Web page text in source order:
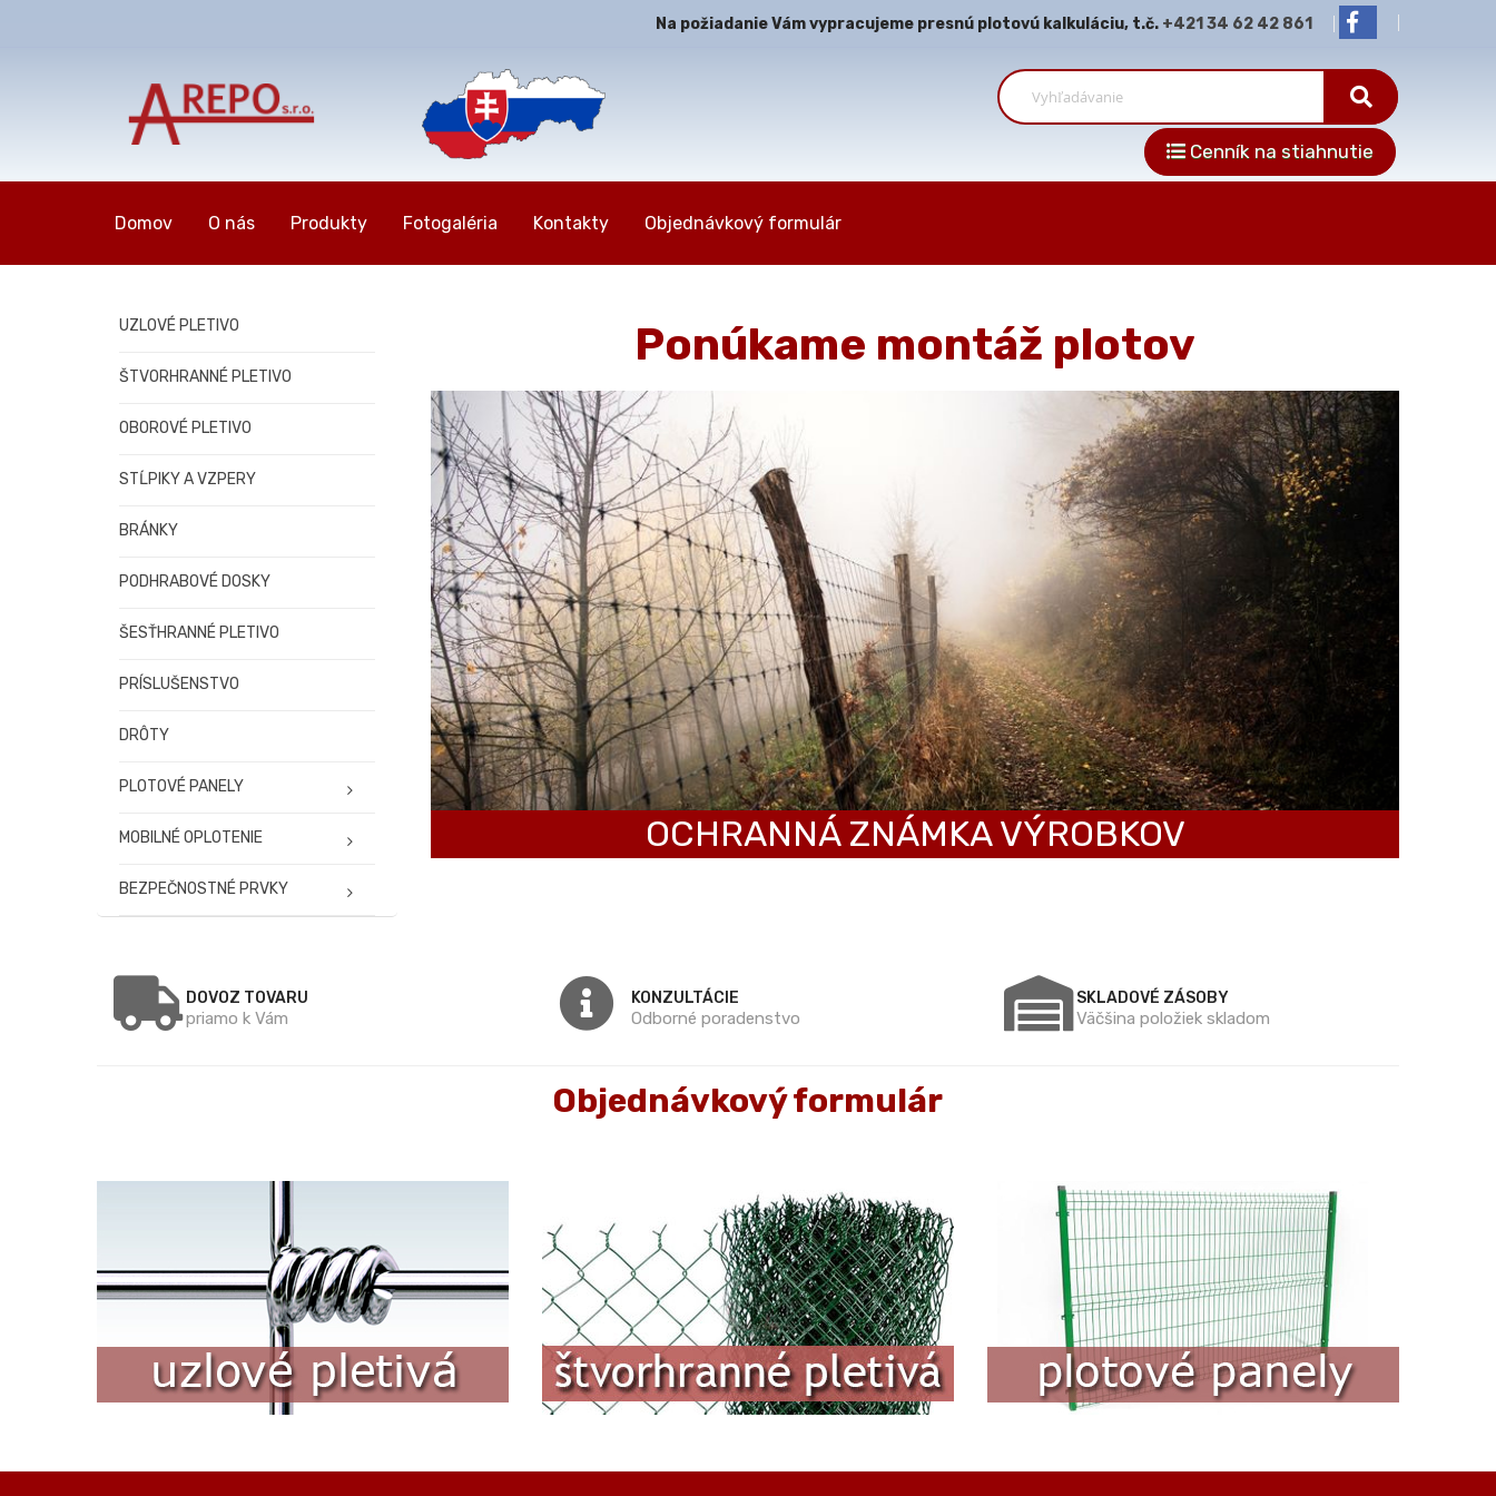
Na požiadanie Vám vypracujeme presnú plotovú kalkuláciu, t.č. +421 34 62 42 861
Cenník na stiahnutie
Domov O nás Produkty Fotogaléria Kontakty Objednávkový formulár
UZLOVÉ PLETIVO
ŠTVORHRANNÉ PLETIVO
OBOROVÉ PLETIVO
STĹPIKY A VZPERY
BRÁNKY
PODHRABOVÉ DOSKY
ŠESŤHRANNÉ PLETIVO
PRÍSLUŠENSTVO
DRÔTY
PLOTOVÉ PANELY
MOBILNÉ OPLOTENIE
BEZPEČNOSTNÉ PRVKY
Ponúkame montáž plotov
OCHRANNÁ ZNÁMKA VÝROBKOV
DOVOZ TOVARU
priamo k Vám
KONZULTÁCIE
Odborné poradenstvo
SKLADOVÉ ZÁSOBY
Väčšina položiek skladom
Objednávkový formulár